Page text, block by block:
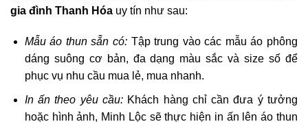
gia đình Thanh Hóa uy tín như sau:
Mẫu áo thun sẵn có: Tập trung vào các mẫu áo phông
dáng suông cơ bản, đa dạng màu sắc và size số để
phục vụ nhu cầu mua lẻ, mua nhanh.
In ấn theo yêu cầu:Khách hàng chỉ cần đưa ý tưởng
hoặc hình ảnh, Minh Lộc sẽ thực hiện in ấn lên áo thun